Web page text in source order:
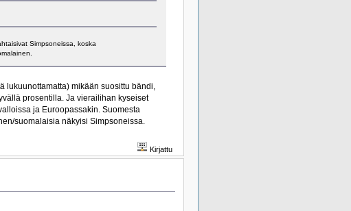
Simpsoneissa, koska
lukuunottamatta) mikään suosittu bändi,
prosentilla. Ja vierailihan kyseiset
ja Euroopassakin. Suomesta
suomalaisia näkyisi Simpsoneissa.
Kirjattu